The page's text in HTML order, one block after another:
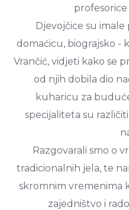
profesorice
Djevojčice su
domaćicu, biograjsko -
Vrančić, vidjeti kako se
od njih dobila dio
kuharicu za
specijaliteta su
Razgovarali smo o
tradicionalnih jela, te
skromnim vremenima
zajedništvo i